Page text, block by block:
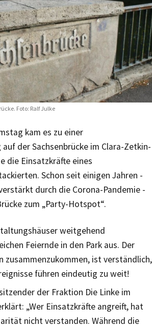
Foto: Ralf Julke
kam es zu einer
der Sachsenbrücke im Clara-Zetkin-
die Einsatzkräfte eines
Schon seit einigen Jahren -
durch die Corona-Pandemie -
zum „Party-Hotspot“.
weitgehend
Feiernde in den Park aus. Der
zusammenzukommen, ist verständlich,
führen eindeutig zu weit!
der Fraktion Die Linke im
„Wer Einsatzkräfte angreift, hat
nicht verstanden. Während die